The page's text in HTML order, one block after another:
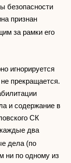
безопасности
признан
за рамки его
игнорируется
прекращается.
и содержание в
СК
два
дела (по
ни по одному из